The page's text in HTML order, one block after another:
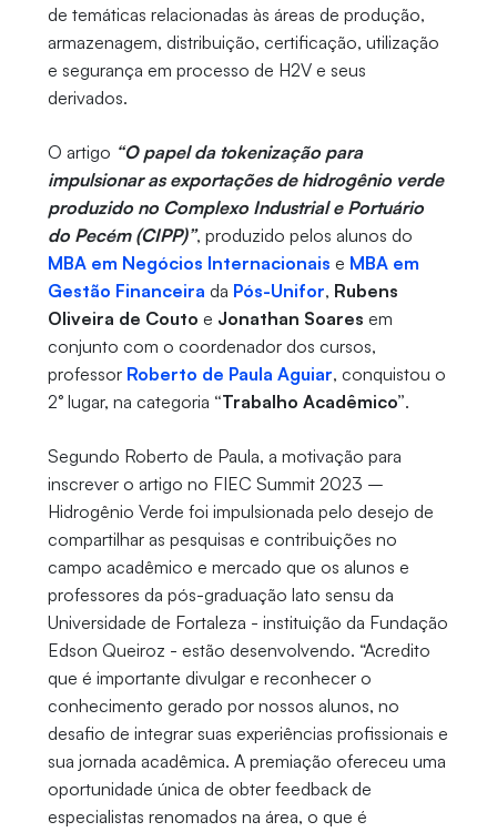
de temáticas relacionadas às áreas de produção,
armazenagem, distribuição, certificação, utilização
e segurança em processo de H2V e seus
derivados.
O artigo “O papel da tokenização para
impulsionar as exportações de hidrogênio verde
produzido no Complexo Industrial e Portuário
do Pecém (CIPP)”, produzido pelos alunos do
MBA em Negócios Internacionais e MBA em
Gestão Financeira da Pós-Unifor, Rubens
Oliveira de Couto e Jonathan Soares em
conjunto com o coordenador dos cursos,
professor Roberto de Paula Aguiar, conquistou o
2° lugar, na categoria “Trabalho Acadêmico”.
Segundo Roberto de Paula, a motivação para
inscrever o artigo no FIEC Summit 2023 –
Hidrogênio Verde foi impulsionada pelo desejo de
compartilhar as pesquisas e contribuições no
campo acadêmico e mercado que os alunos e
professores da pós-graduação lato sensu da
Universidade de Fortaleza - instituição da Fundação
Edson Queiroz - estão desenvolvendo. “Acredito
que é importante divulgar e reconhecer o
conhecimento gerado por nossos alunos, no
desafio de integrar suas experiências profissionais e
sua jornada acadêmica. A premiação ofereceu uma
oportunidade única de obter feedback de
especialistas renomados na área, o que é